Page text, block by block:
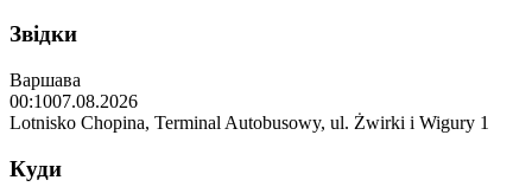
Звідки
Варшава
00:1007.08.2026
Lotnisko Chopina, Terminal Autobusowy, ul. Żwirki i Wigury 1
Куди